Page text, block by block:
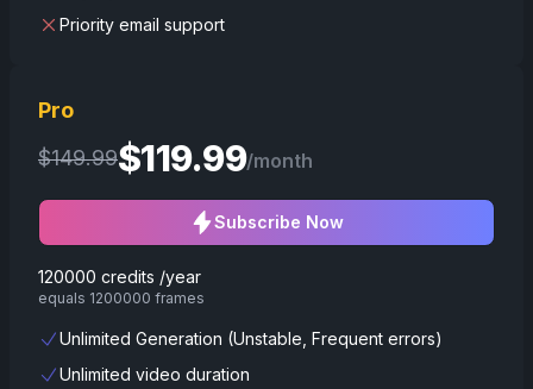
Priority email support
Pro
$149.99$119.99/month
Subscribe Now
120000 credits /year
equals 1200000 frames
Unlimited Generation (Unstable, Frequent errors)
Unlimited video duration